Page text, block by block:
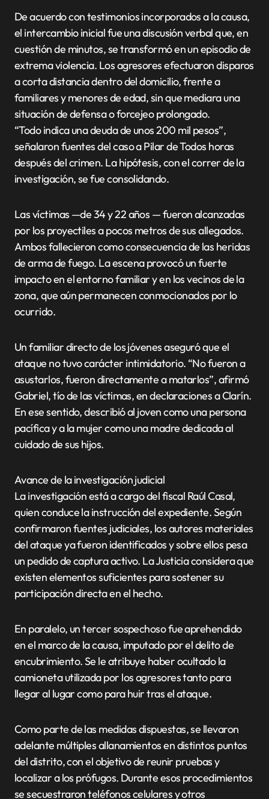
De acuerdo con testimonios incorporados a la causa,
el intercambio inicial fue una discusión verbal que, en
cuestión de minutos, se transformó en un episodio de
extrema violencia. Los agresores efectuaron disparos
a corta distancia dentro del domicilio, frente a
familiares y menores de edad, sin que mediara una
situación de defensa o forcejeo prolongado.
“Todo indica una deuda de unos 200 mil pesos”,
señalaron fuentes del caso a Pilar de Todos horas
después del crimen. La hipótesis, con el correr de la
investigación, se fue consolidando.
Las víctimas —de 34 y 22 años — fueron alcanzadas
por los proyectiles a pocos metros de sus allegados.
Ambos fallecieron como consecuencia de las heridas
de arma de fuego. La escena provocó un fuerte
impacto en el entorno familiar y en los vecinos de la
zona, que aún permanecen conmocionados por lo
ocurrido.
Un familiar directo de los jóvenes aseguró que el
ataque no tuvo carácter intimidatorio. “No fueron a
asustarlos, fueron directamente a matarlos”, afirmó
Gabriel, tío de las víctimas, en declaraciones a Clarín.
En ese sentido, describió al joven como una persona
pacífica y a la mujer como una madre dedicada al
cuidado de sus hijos.
Avance de la investigación judicial
La investigación está a cargo del fiscal Raúl Casal,
quien conduce la instrucción del expediente. Según
confirmaron fuentes judiciales, los autores materiales
del ataque ya fueron identificados y sobre ellos pesa
un pedido de captura activo. La Justicia considera que
existen elementos suficientes para sostener su
participación directa en el hecho.
En paralelo, un tercer sospechoso fue aprehendido
en el marco de la causa, imputado por el delito de
encubrimiento. Se le atribuye haber ocultado la
camioneta utilizada por los agresores tanto para
llegar al lugar como para huir tras el ataque.
Como parte de las medidas dispuestas, se llevaron
adelante múltiples allanamientos en distintos puntos
del distrito, con el objetivo de reunir pruebas y
localizar a los prófugos. Durante esos procedimientos
se secuestraron teléfonos celulares y otros